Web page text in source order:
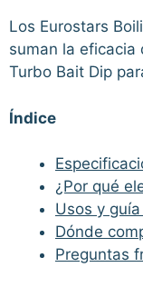
Los Eurostars
suman la eficacia
Turbo Bait Dip
Índice
¿Por qué
Usos y
Dónde
Preguntas